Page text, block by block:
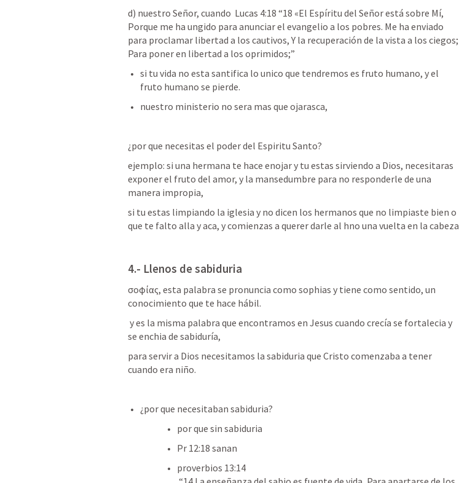
d) nuestro Señor, cuando Lucas 4:18 “18 «El Espíritu del Señor está sobre Mí,
Porque me ha ungido para anunciar el evangelio a los pobres. Me ha enviado
para proclamar libertad a los cautivos, Y la recuperación de la vista a los ciegos;
Para poner en libertad a los oprimidos;”
si tu vida no esta santifica lo unico que tendremos es fruto humano, y el
fruto humano se pierde.
nuestro ministerio no sera mas que ojarasca,
¿por que necesitas el poder del Espiritu Santo?
ejemplo: si una hermana te hace enojar y tu estas sirviendo a Dios, necesitaras
exponer el fruto del amor, y la mansedumbre para no responderle de una
manera impropia,
si tu estas limpiando la iglesia y no dicen los hermanos que no limpiaste bien o
que te falto alla y aca, y comienzas a querer darle al hno una vuelta en la cabeza
4.- Llenos de sabiduria
σοφίας, esta palabra se pronuncia como sophias y tiene como sentido, un
conocimiento que te hace hábil.
se enchia de sabiduría,
para servir a Dios necesitamos la sabiduria que Cristo comenzaba a tener
cuando era niño.
¿por que necesitaban sabiduria?
por que sin sabiduria
Pr 12:18 sanan
proverbios 13:14